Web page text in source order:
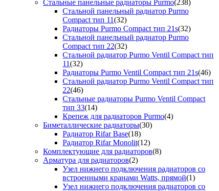
Стальные панельные радиаторы Purmo(238)
Стальной панельный радиатор Purmo
Compact тип 11(32)
Радиаторы Purmo Compact тип 21s(32)
Стальной панельный радиатор Purmo
Compact тип 22(32)
Стальной радиатор Purmo Ventil Compact тип
11(32)
Радиаторы Purmo Ventil Compact тип 21s(46)
Стальной радиатор Purmo Ventil Compact тип
22(46)
Стальные радиаторы Purmo Ventil Compact
тип 33(14)
Крепеж для радиаторов Purmo(4)
Биметаллические радиаторы(30)
Радиатор Rifar Base(18)
Радиатор Rifar Monolit(12)
Комплектующие для радиаторов(8)
Арматура для радиаторов(2)
Узел нижнего подключения радиаторов со
встроенными кранами Watts, прямой(1)
Узел нижнего подключения радиаторов со